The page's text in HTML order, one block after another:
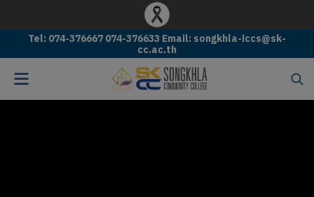
Tel: 074-376667 074-376633 Email: songkhla-iccs@sk-
cc.ac.th